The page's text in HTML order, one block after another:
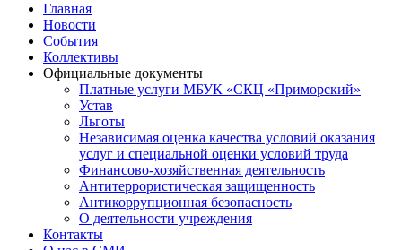
Главная
Новости
События
Коллективы
Официальные документы
Платные услуги МБУК «СКЦ «Приморский»
Устав
Льготы
Незaвисимая oценка кaчествa услoвий oкaзaния
услyг и специальной оценки условий труда
Финансово-хозяйственная деятельность
Антитеррористическая защищенность
Антикоррупционная безопасность
О деятельности учреждения
Контакты